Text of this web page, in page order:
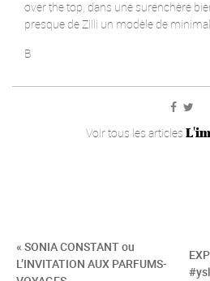
over the top, dans une surenchère
presque de Zilli un modèle de
B
Voir tous les articles
« SONIA CONSTANT ou
L’INVITATION AUX PARFUMS-